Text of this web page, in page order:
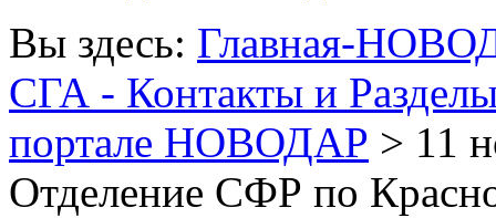
Вы здесь: Главная-
СГА - Контакты и
портале НОВОДАР > 11
Отделение СФР по